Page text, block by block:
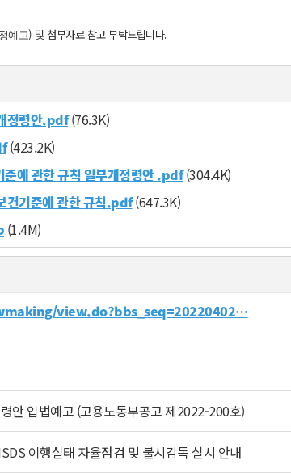
예고) 및 첨부자료 참고 부탁드립니다.
정령안.pdf(76.3K)
(423.2K)
에 관한 규칙 일부개정령안 .pdf(304.4K)
건기준에 관한 규칙.pdf(647.3K)
(1.4M)
view.do?bbs_seq=20220402…
안 입법예고 (고용노동부공고 제2022-200호)
이행실태 자율점검 및 불시감독 실시 안내